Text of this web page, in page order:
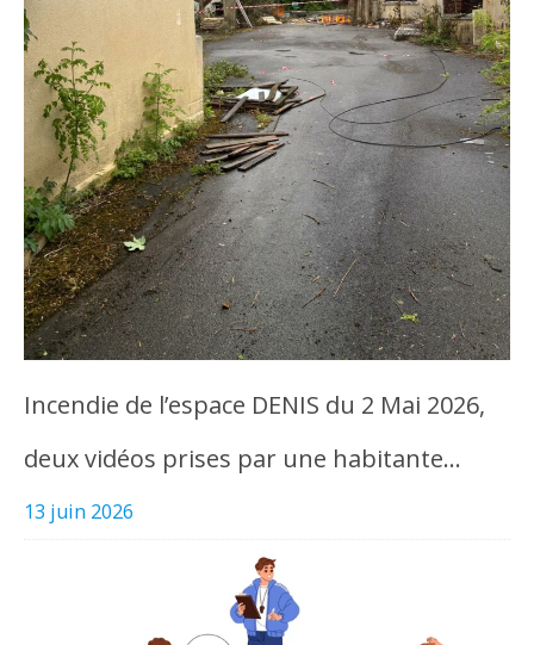
Incendie de l’espace DENIS du 2 Mai 2026,
deux vidéos prises par une habitante…
13 juin 2026